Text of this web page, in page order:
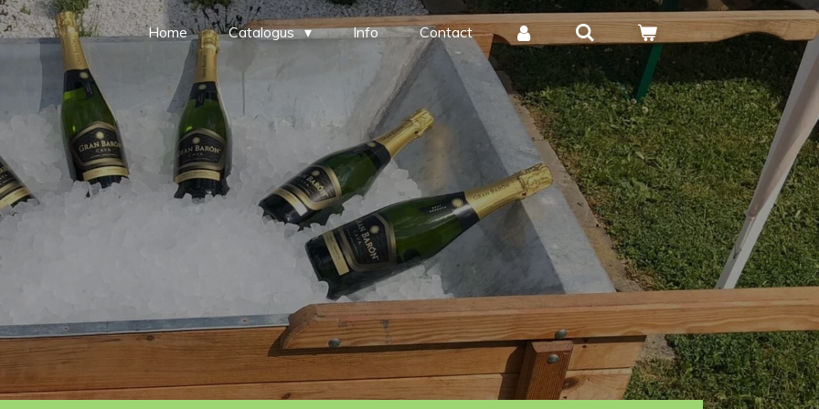
Home Catalogus Info Contact